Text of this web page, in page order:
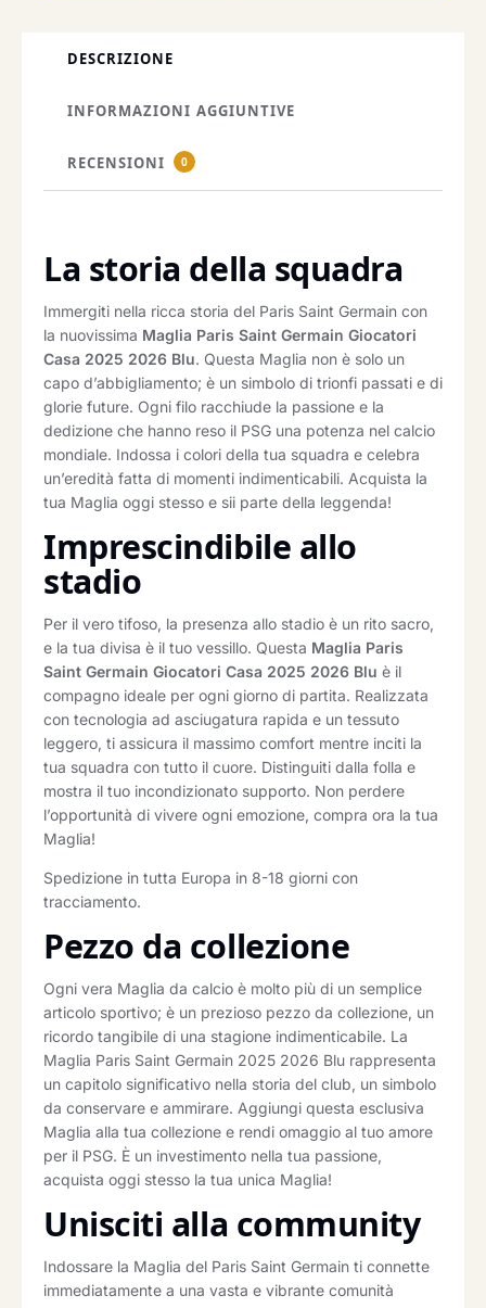
DESCRIZIONE
INFORMAZIONI AGGIUNTIVE
RECENSIONI 0
La storia della squadra
Immergiti nella ricca storia del Paris Saint Germain con
la nuovissima Maglia Paris Saint Germain Giocatori
Casa 2025 2026 Blu. Questa Maglia non è solo un
capo d’abbigliamento; è un simbolo di trionfi passati e di
glorie future. Ogni filo racchiude la passione e la
dedizione che hanno reso il PSG una potenza nel calcio
mondiale. Indossa i colori della tua squadra e celebra
un’eredità fatta di momenti indimenticabili. Acquista la
tua Maglia oggi stesso e sii parte della leggenda!
Imprescindibile allo
stadio
Per il vero tifoso, la presenza allo stadio è un rito sacro,
e la tua divisa è il tuo vessillo. Questa Maglia Paris
Saint Germain Giocatori Casa 2025 2026 Blu è il
compagno ideale per ogni giorno di partita. Realizzata
con tecnologia ad asciugatura rapida e un tessuto
leggero, ti assicura il massimo comfort mentre inciti la
tua squadra con tutto il cuore. Distinguiti dalla folla e
mostra il tuo incondizionato supporto. Non perdere
l’opportunità di vivere ogni emozione, compra ora la tua
Maglia!
Spedizione in tutta Europa in 8-18 giorni con
tracciamento.
Pezzo da collezione
Ogni vera Maglia da calcio è molto più di un semplice
articolo sportivo; è un prezioso pezzo da collezione, un
ricordo tangibile di una stagione indimenticabile. La
Maglia Paris Saint Germain 2025 2026 Blu rappresenta
un capitolo significativo nella storia del club, un simbolo
da conservare e ammirare. Aggiungi questa esclusiva
Maglia alla tua collezione e rendi omaggio al tuo amore
per il PSG. È un investimento nella tua passione,
acquista oggi stesso la tua unica Maglia!
Unisciti alla community
Indossare la Maglia del Paris Saint Germain ti connette
immediatamente a una vasta e vibrante comunità